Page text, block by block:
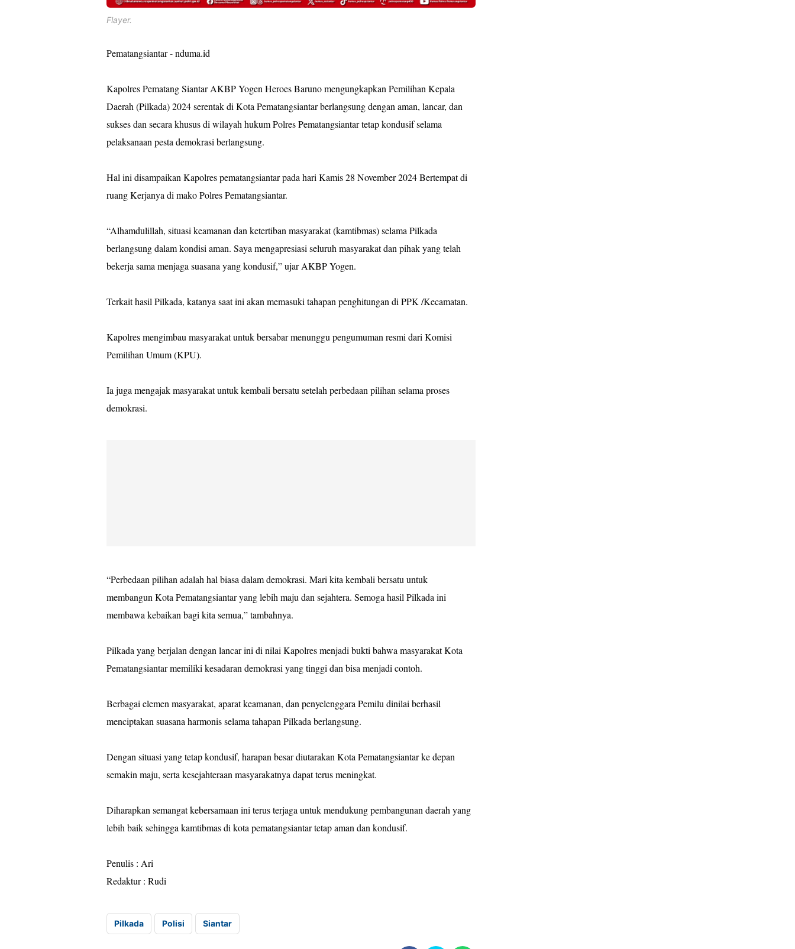
Flayer.
Pematangsiantar - nduma.id
Kapolres Pematang Siantar AKBP Yogen Heroes Baruno mengungkapkan Pemilihan Kepala
Daerah (Pilkada) 2024 serentak di Kota Pematangsiantar berlangsung dengan aman, lancar, dan
sukses dan secara khusus di wilayah hukum Polres Pematangsiantar tetap kondusif selama
pelaksanaan pesta demokrasi berlangsung.
Hal ini disampaikan Kapolres pematangsiantar pada hari Kamis 28 November 2024 Bertempat di
ruang Kerjanya di mako Polres Pematangsiantar.
“Alhamdulillah, situasi keamanan dan ketertiban masyarakat (kamtibmas) selama Pilkada
berlangsung dalam kondisi aman. Saya mengapresiasi seluruh masyarakat dan pihak yang telah
bekerja sama menjaga suasana yang kondusif,” ujar AKBP Yogen.
Terkait hasil Pilkada, katanya saat ini akan memasuki tahapan penghitungan di PPK /Kecamatan.
Kapolres mengimbau masyarakat untuk bersabar menunggu pengumuman resmi dari Komisi
Pemilihan Umum (KPU).
Ia juga mengajak masyarakat untuk kembali bersatu setelah perbedaan pilihan selama proses
demokrasi.
“Perbedaan pilihan adalah hal biasa dalam demokrasi. Mari kita kembali bersatu untuk
membangun Kota Pematangsiantar yang lebih maju dan sejahtera. Semoga hasil Pilkada ini
membawa kebaikan bagi kita semua,” tambahnya.
Pilkada yang berjalan dengan lancar ini di nilai Kapolres menjadi bukti bahwa masyarakat Kota
Pematangsiantar memiliki kesadaran demokrasi yang tinggi dan bisa menjadi contoh.
Berbagai elemen masyarakat, aparat keamanan, dan penyelenggara Pemilu dinilai berhasil
menciptakan suasana harmonis selama tahapan Pilkada berlangsung.
Dengan situasi yang tetap kondusif, harapan besar diutarakan Kota Pematangsiantar ke depan
semakin maju, serta kesejahteraan masyarakatnya dapat terus meningkat.
Diharapkan semangat kebersamaan ini terus terjaga untuk mendukung pembangunan daerah yang
lebih baik sehingga kamtibmas di kota pematangsiantar tetap aman dan kondusif.
Penulis : Ari
Redaktur : Rudi
Pilkada Polisi Siantar